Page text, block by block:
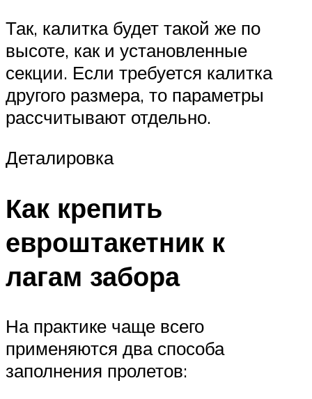
Так, калитка будет такой же по
высоте, как и установленные
секции. Если требуется калитка
другого размера, то параметры
рассчитывают отдельно.
Деталировка
Как крепить
евроштакетник к
лагам забора
На практике чаще всего
применяются два способа
заполнения пролетов: